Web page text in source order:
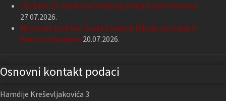
Održana 13. sjednica Gradskog vijeća Grada Sarajeva
27.07.2026.
Nastavak podrške Grada Sarajeva Udruženju slijepih
Kantona Sarajevo 20.07.2026.
Osnovni kontakt podaci
Hamdije Kreševljakovića 3